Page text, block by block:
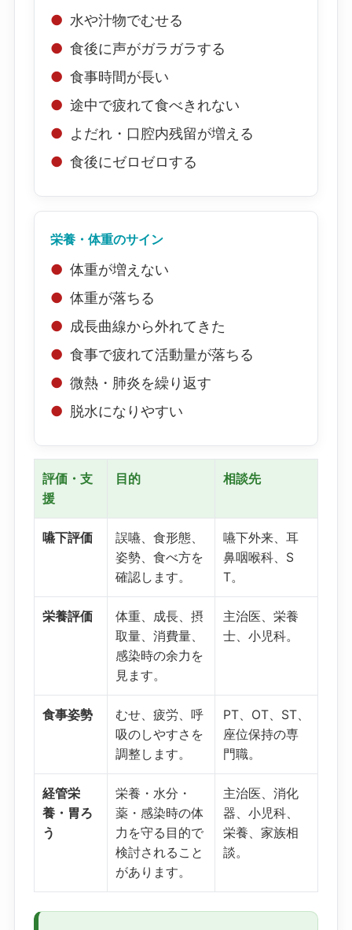
水や汁物でむせる
食後に声がガラガラする
食事時間が長い
途中で疲れて食べきれない
よだれ・口腔内残留が増える
食後にゼロゼロする
栄養・体重のサイン
体重が増えない
体重が落ちる
成長曲線から外れてきた
食事で疲れて活動量が落ちる
微熱・肺炎を繰り返す
脱水になりやすい
評価・支
援
目的 相談先
嚥下評価
誤嚥、食形態、
姿勢、食べ方を
確認します。
嚥下外来、耳
鼻咽喉科、S
T。
栄養評価
体重、成長、摂
取量、消費量、
感染時の余力を
見ます。
主治医、栄養
士、小児科。
食事姿勢
むせ、疲労、呼
吸のしやすさを
調整します。
PT、OT、ST、
座位保持の専
門職。
経管栄
養・胃ろ
う
栄養・水分・
薬・感染時の体
力を守る目的で
検討されること
があります。
主治医、消化
器、小児科、
栄養、家族相
談。